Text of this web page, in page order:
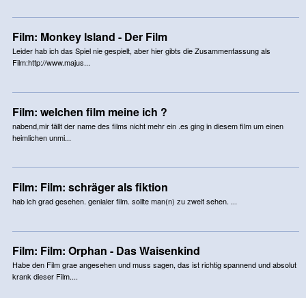
Film: Monkey Island - Der Film
Leider hab ich das Spiel nie gespielt, aber hier gibts die Zusammenfassung als
Film:http://www.majus...
Film: welchen film meine ich ?
nabend,mir fällt der name des films nicht mehr ein .es ging in diesem film um einen
heimlichen unmi...
Film: Film: schräger als fiktion
hab ich grad gesehen. genialer film. sollte man(n) zu zweit sehen. ...
Film: Film: Orphan - Das Waisenkind
Habe den Film grae angesehen und muss sagen, das ist richtig spannend und absolut
krank dieser Film....